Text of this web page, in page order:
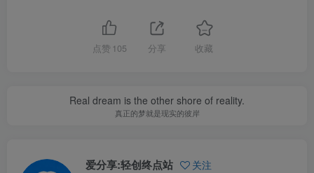
点赞 105 分享 收藏
Real dream is the other shore of reality.
真正的梦就是现实的彼岸
爱分享:轻创终点站 关注